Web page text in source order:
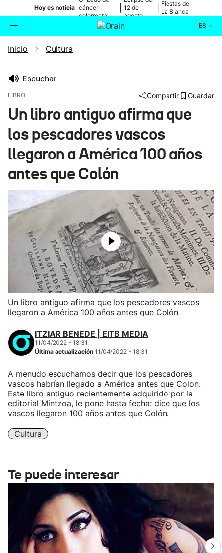
Hoy es noticia cáncer
colorrectal
12 de
agosto
Fiestas de
La Blanca
ES
Buscador
Ikusmiran
Eguraldia
Inicio Cultura
Escuchar
LIBRO Compartir Guardar
Un libro antiguo afirma que
los pescadores vascos
llegaron a América 100 años
antes que Colón
Un libro antiguo afirma que los pescadores vascos
llegaron a América 100 años antes que Colón
ITZIAR BENEDE | EITB MEDIA
11/04/2022 - 18:31
Última actualización 11/04/2022 - 18:31
A menudo escuchamos decir que los pescadores
vascos habrían llegado a América antes que Colon.
Este libro antiguo recientemente adquirido por la
editorial Mintzoa, le pone hasta fecha: dice que los
vascos llegaron 100 años antes que Colón.
Cultura
Te puede interesar